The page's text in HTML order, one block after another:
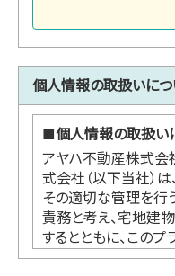
個人情報の取扱いにつ
■個人情報の取扱い
アヤハ不動産株式会
式会社（以下当社）
その適切な管理を行
責務と考え、宅地建
するとともに、このプ
情報の適切な取扱い